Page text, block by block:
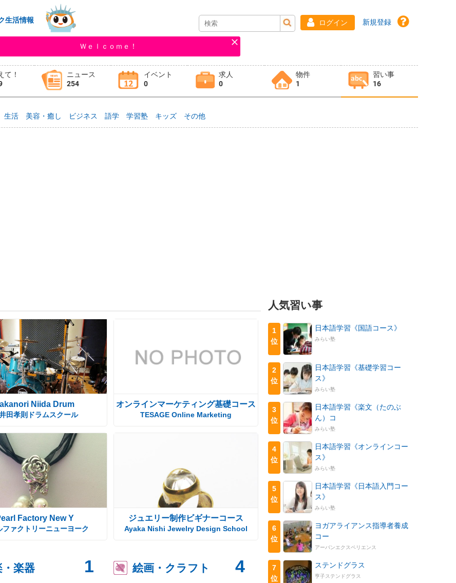
生活情報
ログイン 新規登録
Ｗｅｌｃｏｍｅ！
て！
ニュース
254
イベント
0
求人
0
物件
1
習い事
16
生活 美容・癒し ビジネス 語学 学習塾 キッズ その他
Niida Drum
田孝則ドラムスクール
オンラインマーケティング基礎コース
TESAGE Online Marketing
Factory New Y
ファクトリーニューヨーク
ジュエリー制作ビギナーコース
Ayaka Nishi Jewelry Design School
・楽器 1 絵画・クラフト 4
人気習い事
1
位
日本語学習《国語コース》
みらい塾
2
位
日本語学習《基礎学習コー
ス》
みらい塾
3
位
日本語学習《楽文（たのぶ
ん）コ
みらい塾
4
位
日本語学習《オンラインコー
ス》
みらい塾
5
位
日本語学習《日本語入門コー
ス》
みらい塾
6
位
ヨガアライアンス指導者養成
コー
アーバンエクスペリエンス
7
位
ステンドグラス
亨子ステンドグラス